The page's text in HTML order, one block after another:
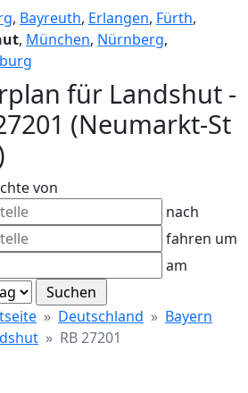
, Bayreuth, Erlangen, Fürth,
, München, Nürnberg,
für Landshut -
(Neumarkt-St
von
nach
fahren um
am
Deutschland
Bayern
RB 27201